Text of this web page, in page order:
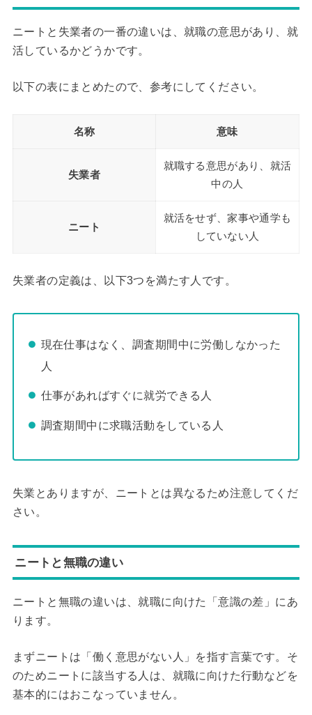
ニートと失業者の一番の違いは、就職の意思があり、就
活しているかどうかです。
以下の表にまとめたので、参考にしてください。
名称 意味
失業者
就職する意思があり、就活
中の人
ニート
就活をせず、家事や通学も
していない人
失業者の定義は、以下3つを満たす人です。
現在仕事はなく、調査期間中に労働しなかった
人
仕事があればすぐに就労できる人
調査期間中に求職活動をしている人
失業とありますが、ニートとは異なるため注意してくだ
さい。
ニートと無職の違い
ニートと無職の違いは、就職に向けた「意識の差」にあ
ります。
まずニートは「働く意思がない人」を指す言葉です。そ
のためニートに該当する人は、就職に向けた行動などを
基本的にはおこなっていません。